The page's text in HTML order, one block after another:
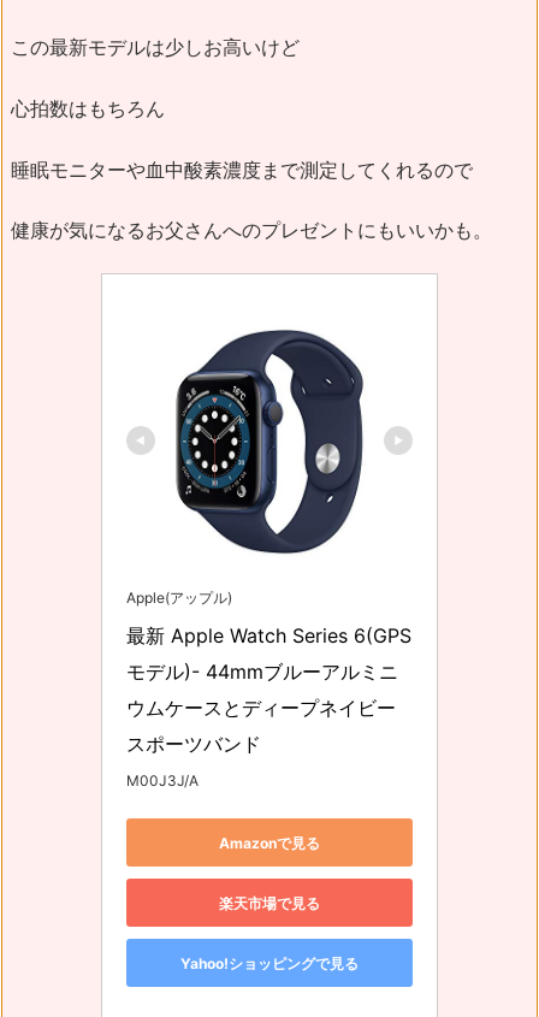
この最新モデルは少しお高いけど
心拍数はもちろん
睡眠モニターや血中酸素濃度まで測定してくれるので
健康が気になるお父さんへのプレゼントにもいいかも。
Apple(アップル)
最新 Apple Watch Series 6(GPS
モデル)- 44mmブルーアルミニ
ウムケースとディープネイビー
スポーツバンド
M00J3J/A
Amazonで見る
楽天市場で見る
Yahoo!ショッピングで見る